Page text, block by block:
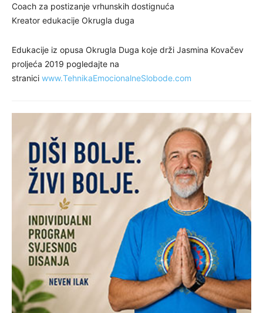
Coach za postizanje vrhunskih dostignuća
Kreator edukacije Okrugla duga
Edukacije iz opusa Okrugla Duga koje drži Jasmina Kovačev
proljeća 2019 pogledajte na
stranici www.TehnikaEmocionalneSlobode.com